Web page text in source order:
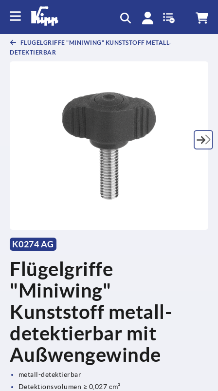
FLÜGELGRIFFE "MINIWING" KUNSTSTOFF METALL-
DETEKTIERBAR
K0274 AG
Flügelgriffe
"Miniwing"
Kunststoff metall-
detektierbar mit
Außwengewinde
metall-detektierbar
Detektionsvolumen ≥ 0,027 cm³